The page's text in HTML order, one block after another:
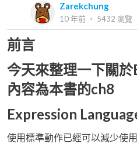
Zarekchung
10 年前 ‧ 5432 瀏覽
前言
今天來整理一下關於
內容為本書的ch8
Expression
使用標準動作已經可以減少使